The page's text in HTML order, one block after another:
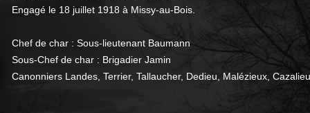
Engagé le 18 juillet 1918 à Missy-au-Bois.
Chef de char : Sous-lieutenant Baumann
Sous-Chef de char : Brigadier Jamin
Canonniers Landes, Terrier, Tallaucher, Dedieu, Malézieux,